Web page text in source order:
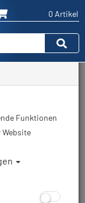
0 Artikel
Funktionen